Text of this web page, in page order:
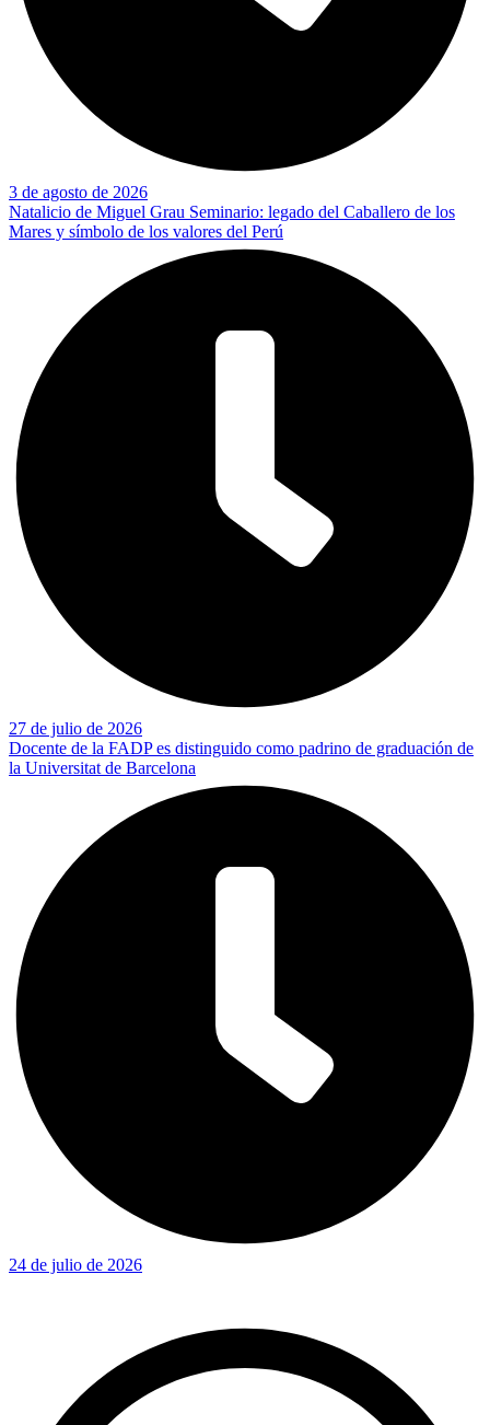
3 de agosto de 2026
Natalicio de Miguel Grau Seminario: legado del Caballero de los
Mares y símbolo de los valores del Perú
27 de julio de 2026
Docente de la FADP es distinguido como padrino de graduación de
la Universitat de Barcelona
24 de julio de 2026